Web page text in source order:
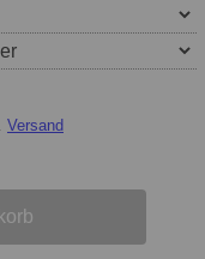
Versand